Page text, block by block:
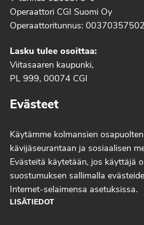
Operaattori CGI Suomi Oy
Operaattoritunnus:
Lasku tulee osoittaa:
Viitasaaren kaupunki,
PL 999, 00074 CGI
Evästeet
Käytämme kolmansien
kävijäseurantaan ja sosiaalisen
Evästeitä käytetään, jos käyttäjä
suostumuksen sallimalla
Internet-selaimensa asetuksissa.
LISÄTIEDOT